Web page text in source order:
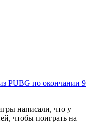
PUBG по окончании 9
написали, что у
чтобы поиграть на